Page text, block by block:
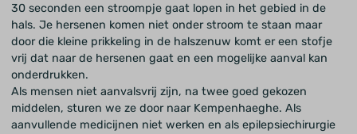
30 seconden een stroompje gaat lopen in het gebied in de
hals. Je hersenen komen niet onder stroom te staan maar
door die kleine prikkeling in de halszenuw komt er een stofje
vrij dat naar de hersenen gaat en een mogelijke aanval kan
onderdrukken.
Als mensen niet aanvalsvrij zijn, na twee goed gekozen
middelen, sturen we ze door naar Kempenhaeghe. Als
aanvullende medicijnen niet werken en als epilepsiechirurgie